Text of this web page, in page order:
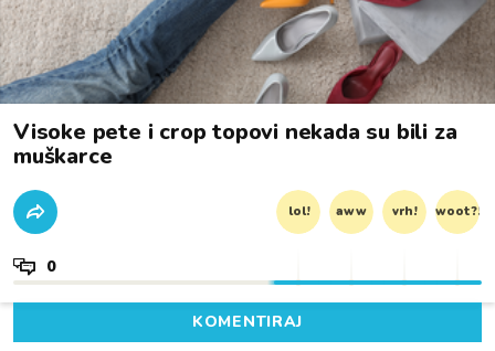
Visoke pete i crop topovi nekada su bili za
muškarce
lol! aww vrh! woot?!
0
KOMENTIRAJ